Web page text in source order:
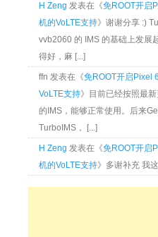
H Zeng 发表在《免ROOT开启
机的VoLTE支持》谢谢分享 :)
vvb2060 的 IMS 的基础上发展
得好，麻 [...]
ffn 发表在《免ROOT开启Pixel
VoLTE支持》目前已经按照最
的IMS，能够正常使用。后来
TurboIMS， [...]
H Zeng 发表在《免ROOT开启
机的VoLTE支持》多谢补充 我